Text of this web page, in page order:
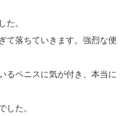
た。
て落ちていきます。強烈な便
るペニスに気が付き、本当に
した。